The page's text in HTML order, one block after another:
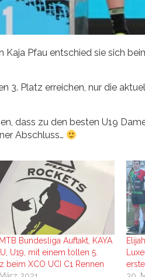
Pfau entschied sie sich
3. Platz erreichen, nur die
dass zu den besten U19
Abschluss…
Bundesliga Auftakt, KAYA
U19, mit einem tollen 5.
beim XCO UCI C1 Rennen